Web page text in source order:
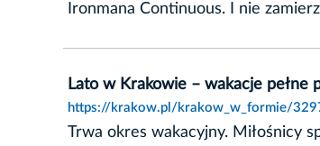
Ironmana Continuous. I nie
Lato w Krakowie – wakacje
https://krakow.pl/krakow_w_formie/
Trwa okres wakacyjny. Miłośnicy